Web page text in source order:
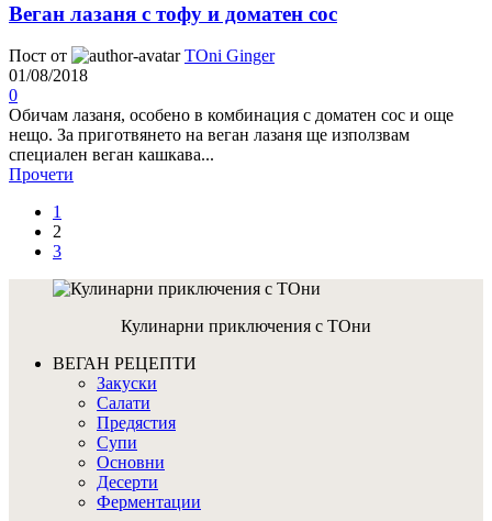
Веган лазаня с тофу и доматен сос
Пост от
TOni Ginger
01/08/2018
0
Обичам лазаня, особено в комбинация с доматен сос и още
нещо. За приготвянето на веган лазаня ще използвам
специален веган кашкава...
Прочети
1
2
3
Кулинарни приключения с ТОни
ВЕГАН РЕЦЕПТИ
Закуски
Салати
Предястия
Супи
Основни
Десерти
Ферментации